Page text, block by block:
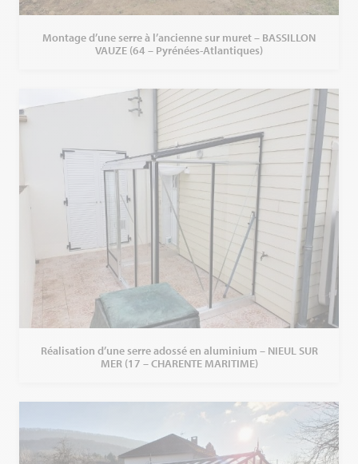
Montage d’une serre à l’ancienne sur muret – BASSILLON
VAUZE (64 – Pyrénées-Atlantiques)
Réalisation d’une serre adossé en aluminium – NIEUL SUR
MER (17 – CHARENTE MARITIME)